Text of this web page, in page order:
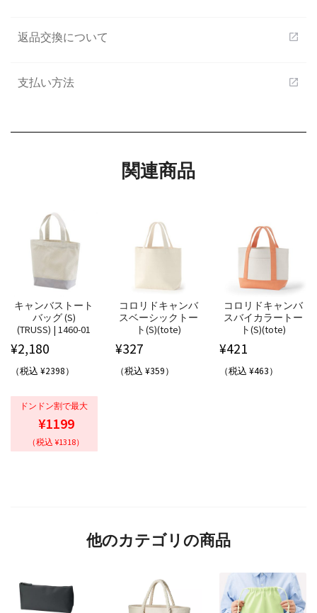
返品交換について open_in_new
支払い方法 open_in_new
関連商品
キャンバストート
バッグ (S)
(TRUSS) | 1460-01
¥2,180
（税込 ¥2398）
ドンドン割で最大
¥1199
（税込 ¥1318）
コロリドキャンバ
スベーシックトー
ト(S)(tote)
¥327
（税込 ¥359）
コロリドキャンバ
スバイカラートー
ト(S)(tote)
¥421
（税込 ¥463）
他のカテゴリの商品